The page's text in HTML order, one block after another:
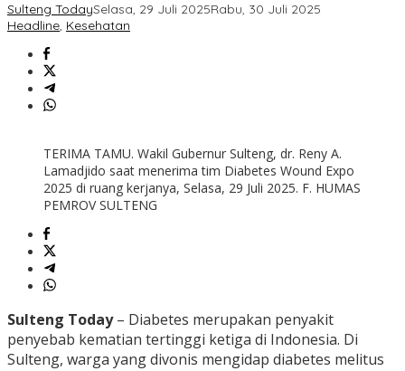
Sulteng TodaySelasa, 29 Juli 2025Rabu, 30 Juli 2025
Headline, Kesehatan
TERIMA TAMU. Wakil Gubernur Sulteng, dr. Reny A.
Lamadjido saat menerima tim Diabetes Wound Expo
2025 di ruang kerjanya, Selasa, 29 Juli 2025. F. HUMAS
PEMROV SULTENG
Sulteng Today– Diabetes merupakan penyakit
penyebab kematian tertinggi ketiga di Indonesia. Di
Sulteng, warga yang divonis mengidap diabetes melitus